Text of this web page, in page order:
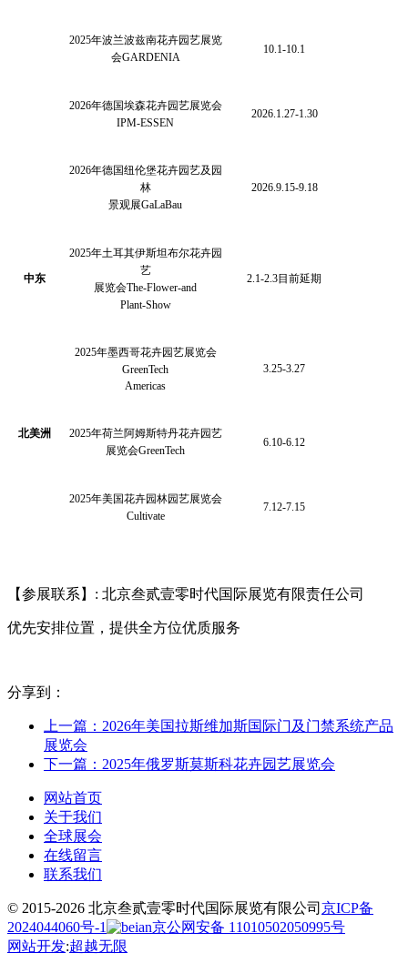
2025年波兰波兹南花卉园艺展览
会GARDENIA
10.1-10.1
2026年德国埃森花卉园艺展览会
IPM-ESSEN
2026.1.27-1.30
2026年德国纽伦堡花卉园艺及园
林
景观展GaLaBau
2026.9.15-9.18
中东
2025年土耳其伊斯坦布尔花卉园
艺
展览会The-Flower-and
Plant-Show
2.1-2.3目前延期
北美洲
2025年墨西哥花卉园艺展览会
GreenTech
Americas
3.25-3.27
2025年荷兰阿姆斯特丹花卉园艺
展览会GreenTech
6.10-6.12
2025年美国花卉园林园艺展览会
Cultivate
7.12-7.15
【参展联系】: 北京叁贰壹零时代国际展览有限责任公司
优先安排位置，提供全方位优质服务
分享到：
上一篇：2026年美国拉斯维加斯国际门及门禁系统产品
展览会
下一篇：2025年俄罗斯莫斯科花卉园艺展览会
网站首页
关于我们
全球展会
在线留言
联系我们
© 2015-2026 北京叁贰壹零时代国际展览有限公司 京ICP备
2024044060号-1
京公网安备 11010502050995号
网站开发:超越无限